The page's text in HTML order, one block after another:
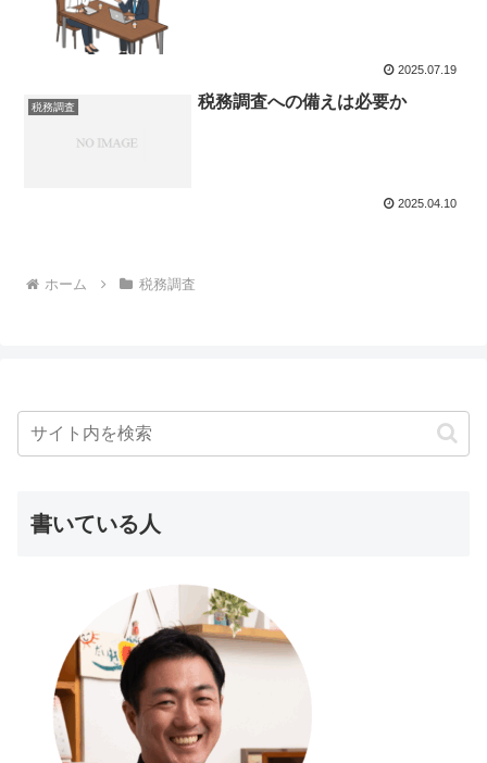
2025.07.19
税務調査 税務調査への備えは必要か
2025.04.10
ホーム 税務調査
書いている人